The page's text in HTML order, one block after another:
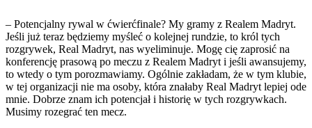
– Potencjalny rywal w ćwierćfinale? My gramy z Realem Madryt.
Jeśli już teraz będziemy myśleć o kolejnej rundzie, to król tych
rozgrywek, Real Madryt, nas wyeliminuje. Mogę cię zaprosić na
konferencję prasową po meczu z Realem Madryt i jeśli awansujemy,
to wtedy o tym porozmawiamy. Ogólnie zakładam, że w tym klubie,
w tej organizacji nie ma osoby, która znałaby Real Madryt lepiej ode
mnie. Dobrze znam ich potencjał i historię w tych rozgrywkach.
Musimy rozegrać ten mecz.